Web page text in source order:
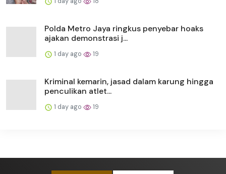
Polda Metro Jaya ringkus penyebar hoaks
ajakan demonstrasi j...
1 day ago 19
Kriminal kemarin, jasad dalam karung hingga
penculikan atlet...
1 day ago 19